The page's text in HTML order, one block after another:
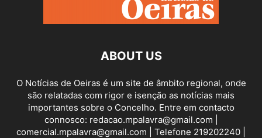
ABOUT US
O Notícias de Oeiras é um site de âmbito regional, onde
são relatadas com rigor e isenção as notícias mais
importantes sobre o Concelho. Entre em contacto
connosco: redacao.mpalavra@gmail.com |
comercial.mpalavra@gmail.com | Telefone 219202240 |